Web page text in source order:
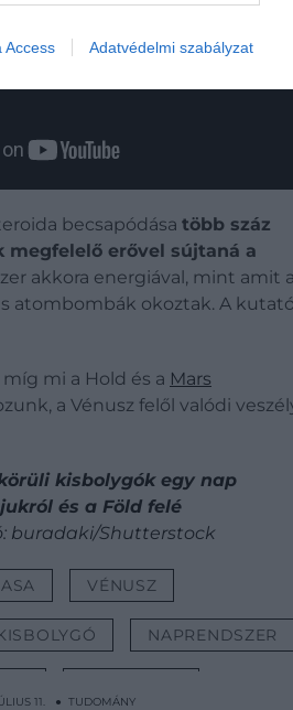
Access Adatvédelmi szabályzat
becsapódása több száz
megfelelő erővel sújtaná a
akkora energiával, mint amit
atombombák okoztak. A
mi a Hold és a Mars
a Vénusz felől valódi
kisbolygók egy nap
és a Föld felé
buradaki/Shutterstock
VÉNUSZ
NAPRENDSZER
11. ● TUDOMÁNY